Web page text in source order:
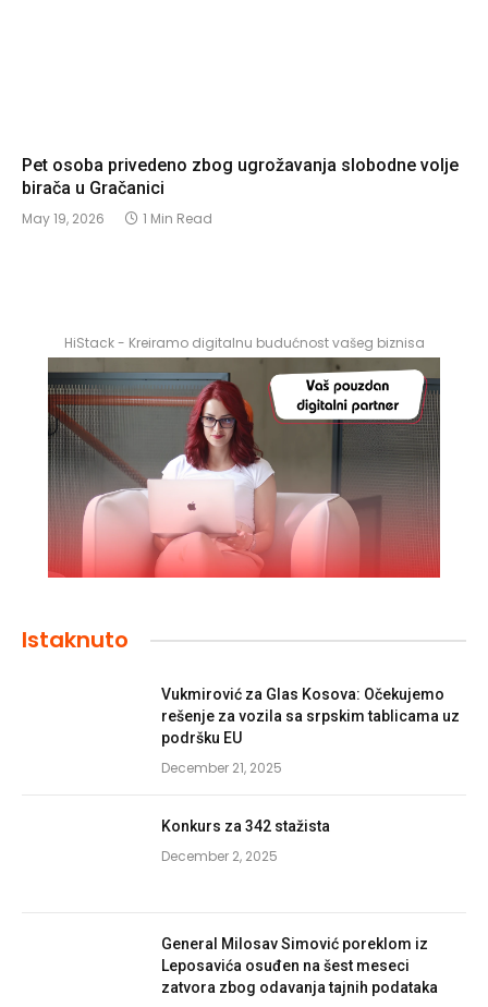
Pet osoba privedeno zbog ugrožavanja slobodne volje
birača u Gračanici
May 19, 2026 1 Min Read
HiStack - Kreiramo digitalnu budućnost vašeg biznisa
Istaknuto
Vukmirović za Glas Kosova: Očekujemo
rešenje za vozila sa srpskim tablicama uz
podršku EU
December 21, 2025
Konkurs za 342 stažista
December 2, 2025
General Milosav Simović poreklom iz
Leposavića osuđen na šest meseci
zatvora zbog odavanja tajnih podataka